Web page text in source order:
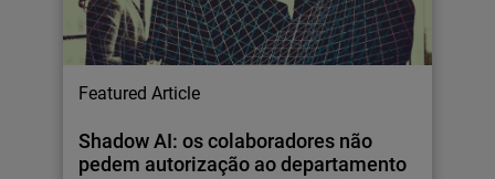
Featured Article
Shadow AI: os colaboradores não
pedem autorização ao departamento